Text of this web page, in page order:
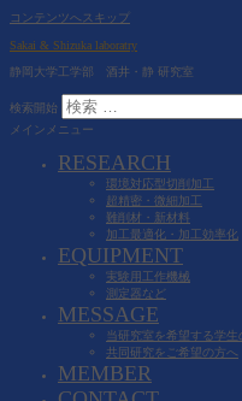
コンテンツへスキップ
Sakai & Shizuka laboratry
静岡大学工学部 酒井・静 研究室
検索開始
メインメニュー
RESEARCH
環境対応型切削加工
超精密・微細加工
難削材・新材料
加工最適化・加工効率化
EQUIPMENT
実験用工作機械
測定器など
MESSAGE
当研究室を希望する学生
共同研究をご希望の方へ
MEMBER